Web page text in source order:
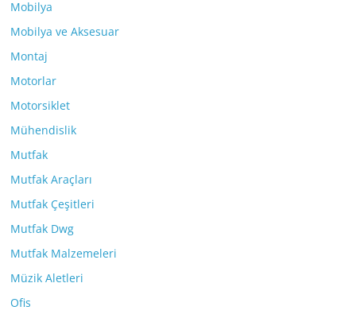
Mobilya
Mobilya ve Aksesuar
Montaj
Motorlar
Motorsiklet
Mühendislik
Mutfak
Mutfak Araçları
Mutfak Çeşitleri
Mutfak Dwg
Mutfak Malzemeleri
Müzik Aletleri
Ofis